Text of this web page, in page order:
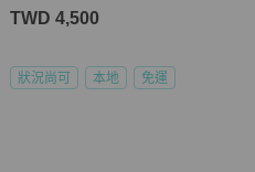
TWD 4,500
狀況尚可 本地 免運